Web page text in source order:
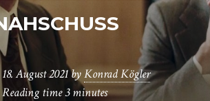
18. August 2021byKonrad Kögler
Reading time3 minutes